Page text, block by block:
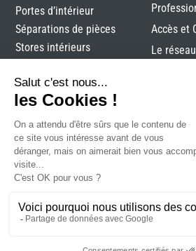
Portes d’intérieur
Séparations de pièces
Stores intérieurs
Accès et
Le
Alutec|Mentions légales